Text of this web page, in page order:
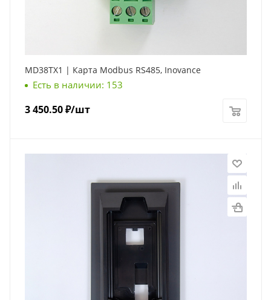
MD38TX1 | Карта Modbus RS485, Inovance
Есть в наличии: 153
3 450.50₽/шт